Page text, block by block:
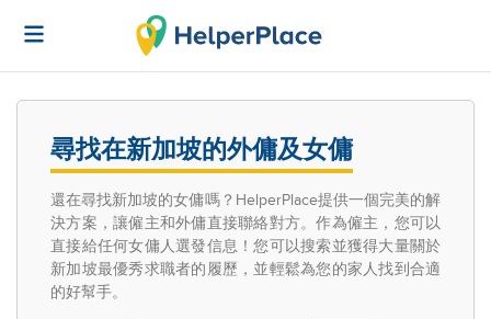
尋找在新加坡的外傭及女傭
還在尋找新加坡的女傭嗎？HelperPlace提供一個完美的解
決方案，讓僱主和外傭直接聯絡對方。作為僱主，您可以
直接給任何女傭人選發信息！您可以搜索並獲得大量關於
新加坡最優秀求職者的履歷，並輕鬆為您的家人找到合適
的好幫手。